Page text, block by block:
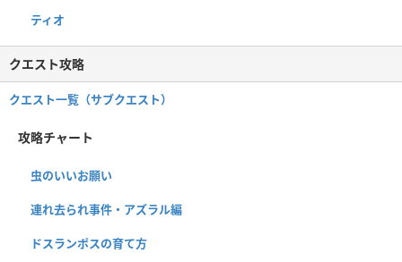
ティオ
クエスト攻略
クエスト一覧（サブクエスト）
攻略チャート
虫のいいお願い
連れ去られ事件・アズラル編
ドスランポスの育て方